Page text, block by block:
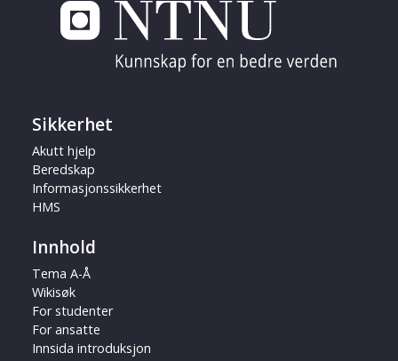
Sikkerhet
Akutt hjelp
Beredskap
Informasjonssikkerhet
HMS
Innhold
Tema A-Å
Wikisøk
For studenter
For ansatte
Innsida introduksjon